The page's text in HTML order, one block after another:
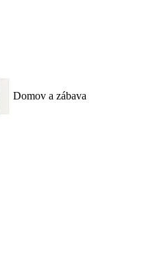
Domov a zábava